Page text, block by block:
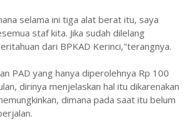
selama ini tiga alat berat itu, saya
staf kita. Jika sudah dilelang
dari BPKAD Kerinci,"terangnya.
PAD yang hanya diperolehnya Rp 100
dirinya menjelaskan hal itu dikarenakan
dimana pada saat itu belum